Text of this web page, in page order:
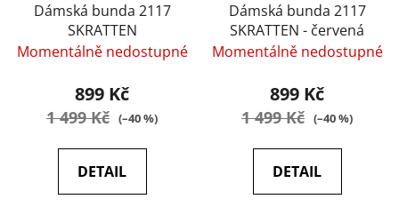
u
Dámská bunda 2117
SKRATTEN
Momentálně nedostupné
899 Kč
1 499 Kč (–40 %)
DETAIL
Dámská bunda 2117
SKRATTEN - červená
Momentálně nedostupné
899 Kč
1 499 Kč (–40 %)
DETAIL